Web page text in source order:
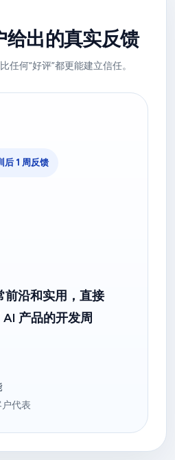
给出的真实反馈
任何“好评”都更能建立信任。
1 周反馈
前沿和实用，直接
产品的开发周
代表